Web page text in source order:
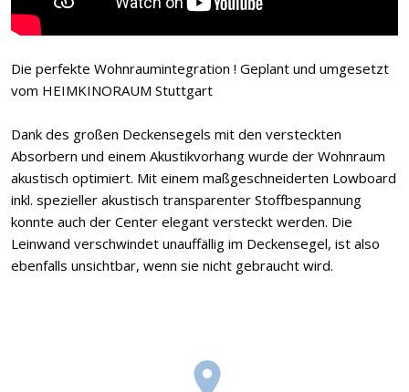
Die perfekte Wohnraumintegration ! Geplant und umgesetzt
vom HEIMKINORAUM Stuttgart
Dank des großen Deckensegels mit den versteckten
Absorbern und einem Akustikvorhang wurde der Wohnraum
akustisch optimiert. Mit einem maßgeschneiderten Lowboard
inkl. spezieller akustisch transparenter Stoffbespannung
konnte auch der Center elegant versteckt werden. Die
Leinwand verschwindet unauffällig im Deckensegel, ist also
ebenfalls unsichtbar, wenn sie nicht gebraucht wird.